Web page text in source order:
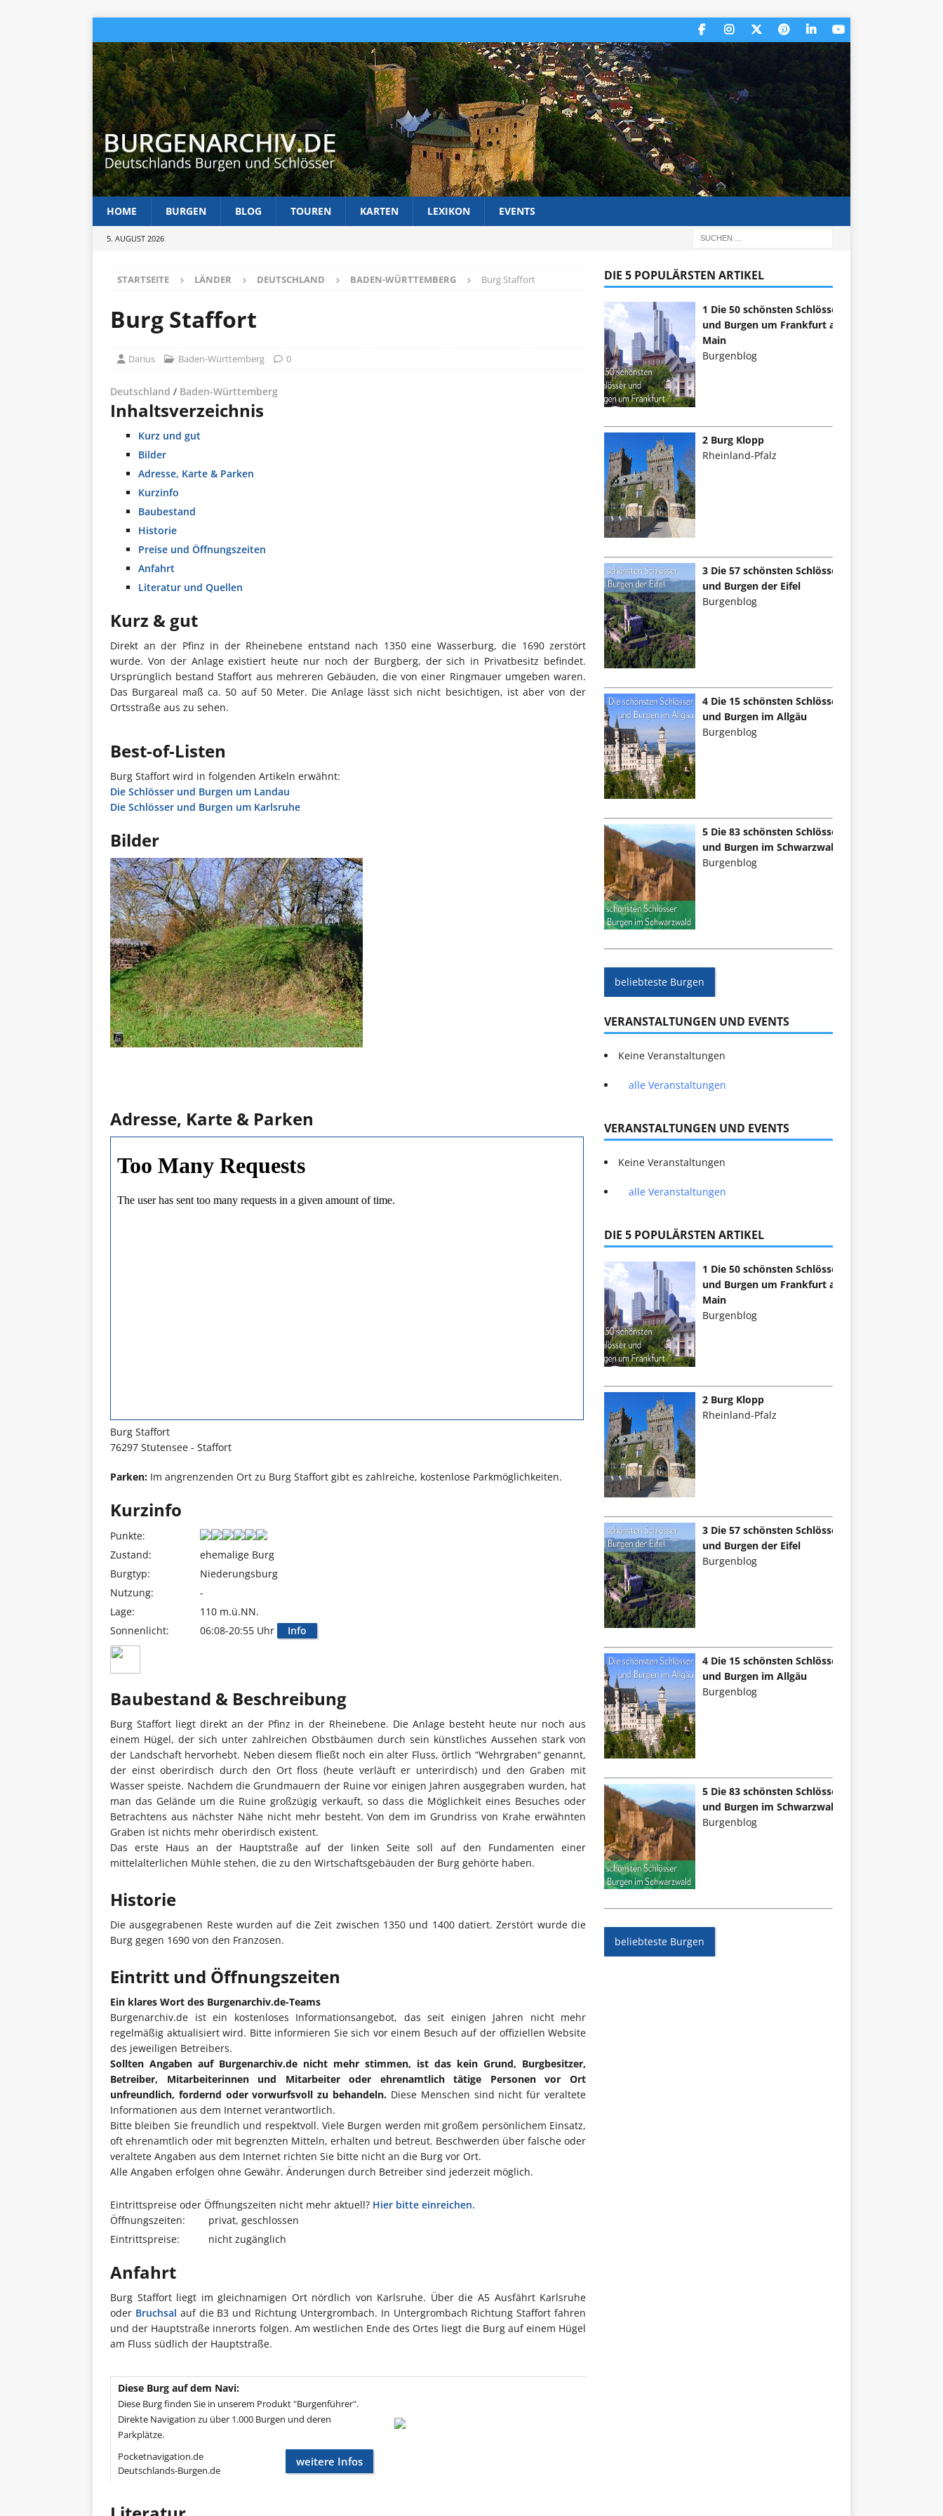
HOME BURGEN BLOG TOUREN KARTEN LEXIKON EVENTS
5. AUGUST 2026
STARTSEITE LÄNDER DEUTSCHLAND BADEN-WÜRTTEMBERG Burg Staffort
Burg Staffort
Darius Baden-Württemberg 0
Deutschland / Baden-Württemberg
Inhaltsverzeichnis
Kurz und gut
Bilder
Adresse, Karte & Parken
Kurzinfo
Baubestand
Historie
Preise und Öffnungszeiten
Anfahrt
Literatur und Quellen
Kurz & gut
Direkt an der Pfinz in der Rheinebene entstand nach 1350 eine Wasserburg, die 1690 zerstört
wurde. Von der Anlage existiert heute nur noch der Burgberg, der sich in Privatbesitz befindet.
Ursprünglich bestand Staffort aus mehreren Gebäuden, die von einer Ringmauer umgeben waren.
Das Burgareal maß ca. 50 auf 50 Meter. Die Anlage lässt sich nicht besichtigen, ist aber von der
Ortsstraße aus zu sehen.
Best-of-Listen
Burg Staffort wird in folgenden Artikeln erwähnt:
Die Schlösser und Burgen um Landau
Die Schlösser und Burgen um Karlsruhe
Bilder
Adresse, Karte & Parken
Burg Staffort
76297 Stutensee - Staffort
Parken: Im angrenzenden Ort zu Burg Staffort gibt es zahlreiche, kostenlose Parkmöglichkeiten.
Kurzinfo
Punkte:
Zustand:
ehemalige Burg
Burgtyp:
Niederungsburg
Nutzung:
-
Lage:
110 m.ü.NN.
Sonnenlicht:
06:08-20:55 Uhr Info
Baubestand & Beschreibung
Burg Staffort liegt direkt an der Pfinz in der Rheinebene. Die Anlage besteht heute nur noch aus
einem Hügel, der sich unter zahlreichen Obstbäumen durch sein künstliches Aussehen stark von
der Landschaft hervorhebt. Neben diesem fließt noch ein alter Fluss, örtlich “Wehrgraben“ genannt,
der einst oberirdisch durch den Ort floss (heute verläuft er unterirdisch) und den Graben mit
Wasser speiste. Nachdem die Grundmauern der Ruine vor einigen Jahren ausgegraben wurden, hat
man das Gelände um die Ruine großzügig verkauft, so dass die Möglichkeit eines Besuches oder
Betrachtens aus nächster Nähe nicht mehr besteht. Von dem im Grundriss von Krahe erwähnten
Graben ist nichts mehr oberirdisch existent.
Das erste Haus an der Hauptstraße auf der linken Seite soll auf den Fundamenten einer
mittelalterlichen Mühle stehen, die zu den Wirtschaftsgebäuden der Burg gehörte haben.
Historie
Die ausgegrabenen Reste wurden auf die Zeit zwischen 1350 und 1400 datiert. Zerstört wurde die
Burg gegen 1690 von den Franzosen.
Eintritt und Öffnungszeiten
Ein klares Wort des Burgenarchiv.de-Teams
Burgenarchiv.de ist ein kostenloses Informationsangebot, das seit einigen Jahren nicht mehr
regelmäßig aktualisiert wird. Bitte informieren Sie sich vor einem Besuch auf der offiziellen Website
des jeweiligen Betreibers.
Sollten Angaben auf Burgenarchiv.de nicht mehr stimmen, ist das kein Grund, Burgbesitzer,
Betreiber, Mitarbeiterinnen und Mitarbeiter oder ehrenamtlich tätige Personen vor Ort
unfreundlich, fordernd oder vorwurfsvoll zu behandeln. Diese Menschen sind nicht für veraltete
Informationen aus dem Internet verantwortlich.
Bitte bleiben Sie freundlich und respektvoll. Viele Burgen werden mit großem persönlichem Einsatz,
oft ehrenamtlich oder mit begrenzten Mitteln, erhalten und betreut. Beschwerden über falsche oder
veraltete Angaben aus dem Internet richten Sie bitte nicht an die Burg vor Ort.
Alle Angaben erfolgen ohne Gewähr. Änderungen durch Betreiber sind jederzeit möglich.
Eintrittspreise oder Öffnungszeiten nicht mehr aktuell? Hier bitte einreichen.
Öffnungszeiten:
privat, geschlossen
Eintrittspreise:
nicht zugänglich
Anfahrt
Burg Staffort liegt im gleichnamigen Ort nördlich von Karlsruhe. Über die A5 Ausfährt Karlsruhe
oder Bruchsal auf die B3 und Richtung Untergrombach. In Untergrombach Richtung Staffort fahren
und der Hauptstraße innerorts folgen. Am westlichen Ende des Ortes liegt die Burg auf einem Hügel
am Fluss südlich der Hauptstraße.
Diese Burg auf dem Navi:
Diese Burg finden Sie in unserem Produkt "Burgenführer".
Direkte Navigation zu über 1.000 Burgen und deren
Parkplätze.
Pocketnavigation.de
Deutschlands-Burgen.de
weitere Infos
DIE 5 POPULÄRSTEN ARTIKEL
1 Die 50 schönsten Schlösser
und Burgen um Frankfurt am
Main
Burgenblog
2 Burg Klopp
Rheinland-Pfalz
3 Die 57 schönsten Schlösser
und Burgen der Eifel
Burgenblog
4 Die 15 schönsten Schlösser
und Burgen im Allgäu
Burgenblog
5 Die 83 schönsten Schlösser
und Burgen im Schwarzwald
Burgenblog
beliebteste Burgen
VERANSTALTUNGEN UND EVENTS
Keine Veranstaltungen
alle Veranstaltungen
VERANSTALTUNGEN UND EVENTS
Keine Veranstaltungen
alle Veranstaltungen
DIE 5 POPULÄRSTEN ARTIKEL
1 Die 50 schönsten Schlösser
und Burgen um Frankfurt am
Main
Burgenblog
2 Burg Klopp
Rheinland-Pfalz
3 Die 57 schönsten Schlösser
und Burgen der Eifel
Burgenblog
4 Die 15 schönsten Schlösser
und Burgen im Allgäu
Burgenblog
5 Die 83 schönsten Schlösser
und Burgen im Schwarzwald
Burgenblog
beliebteste Burgen